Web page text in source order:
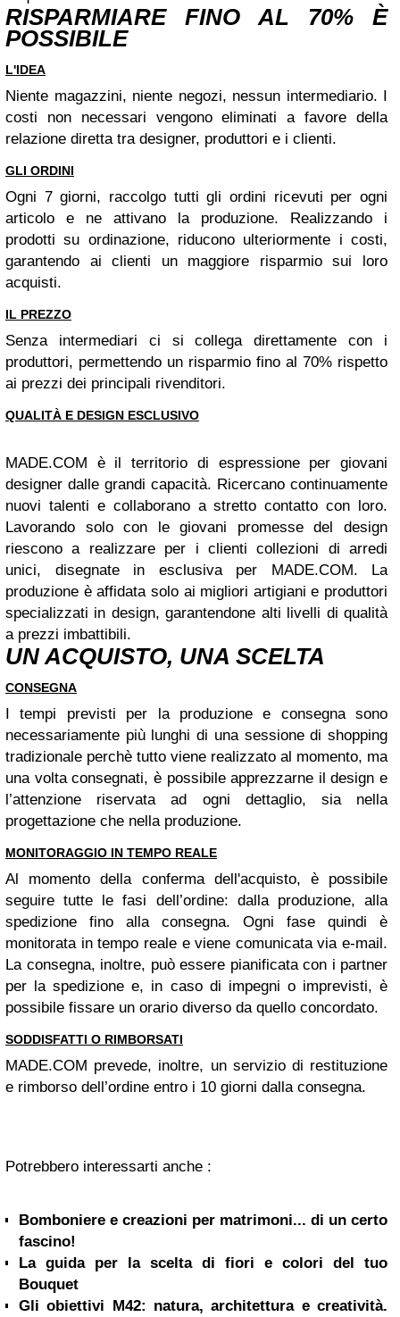
RISPARMIARE FINO AL 70% È
POSSIBILE
L'IDEA
Niente magazzini, niente negozi, nessun intermediario. I
costi non necessari vengono eliminati a favore della
relazione diretta tra designer, produttori e i clienti.
GLI ORDINI
Ogni 7 giorni, raccolgo tutti gli ordini ricevuti per ogni
articolo e ne attivano la produzione. Realizzando i
prodotti su ordinazione, riducono ulteriormente i costi,
garantendo ai clienti un maggiore risparmio sui loro
acquisti.
IL PREZZO
Senza intermediari ci si collega direttamente con i
produttori, permettendo un risparmio fino al 70% rispetto
ai prezzi dei principali rivenditori.
QUALITÀ E DESIGN ESCLUSIVO
MADE.COM è il territorio di espressione per giovani
designer dalle grandi capacità. Ricercano continuamente
nuovi talenti e collaborano a stretto contatto con loro.
Lavorando solo con le giovani promesse del design
riescono a realizzare per i clienti collezioni di arredi
unici, disegnate in esclusiva per MADE.COM. La
produzione è affidata solo ai migliori artigiani e produttori
specializzati in design, garantendone alti livelli di qualità
a prezzi imbattibili.
UN ACQUISTO, UNA SCELTA
CONSEGNA
I tempi previsti per la produzione e consegna sono
necessariamente più lunghi di una sessione di shopping
tradizionale perchè tutto viene realizzato al momento, ma
una volta consegnati, è possibile apprezzarne il design e
l’attenzione riservata ad ogni dettaglio, sia nella
progettazione che nella produzione.
MONITORAGGIO IN TEMPO REALE
Al momento della conferma dell'acquisto, è possibile
seguire tutte le fasi dell’ordine: dalla produzione, alla
spedizione fino alla consegna. Ogni fase quindi è
monitorata in tempo reale e viene comunicata via e-mail.
La consegna, inoltre, può essere pianificata con i partner
per la spedizione e, in caso di impegni o imprevisti, è
possibile fissare un orario diverso da quello concordato.
SODDISFATTI O RIMBORSATI
MADE.COM prevede, inoltre, un servizio di restituzione
e rimborso dell’ordine entro i 10 giorni dalla consegna.
Potrebbero interessarti anche :
Bomboniere e creazioni per matrimoni... di un certo
fascino!
La guida per la scelta di fiori e colori del tuo
Bouquet
Gli obiettivi M42: natura, architettura e creatività.